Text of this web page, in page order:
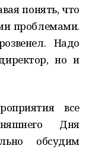
понять, что
проблемами.
Надо
но и
все
Дня
обсудим